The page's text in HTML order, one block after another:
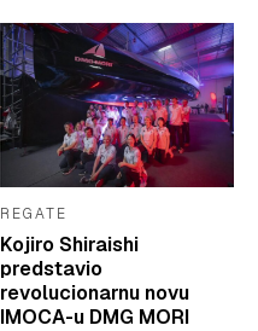
REGATE
Kojiro Shiraishi
predstavio
revolucionarnu novu
IMOCA-u DMG MORI